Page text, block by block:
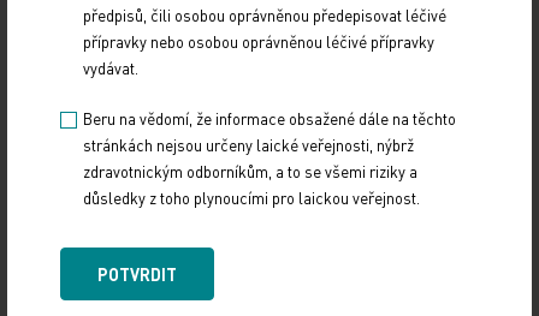
Zdroj: ČTK
POLITIKA
Sdílejte článek
předpisů, čili osobou oprávněnou předepisovat léčivé
přípravky nebo osobou oprávněnou léčivé přípravky
vydávat.
Beru na vědomí, že informace obsažené dále na těchto
stránkách nejsou určeny laické veřejnosti, nýbrž
zdravotnickým odborníkům, a to se všemi riziky a
důsledky z toho plynoucími pro laickou veřejnost.
POTVRDIT